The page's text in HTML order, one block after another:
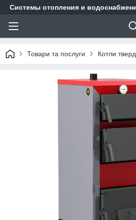
Системы отопления и
Товари та послуги Котли